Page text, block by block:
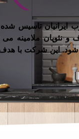
و نئوپان ملامینه
شود. این شرکت با